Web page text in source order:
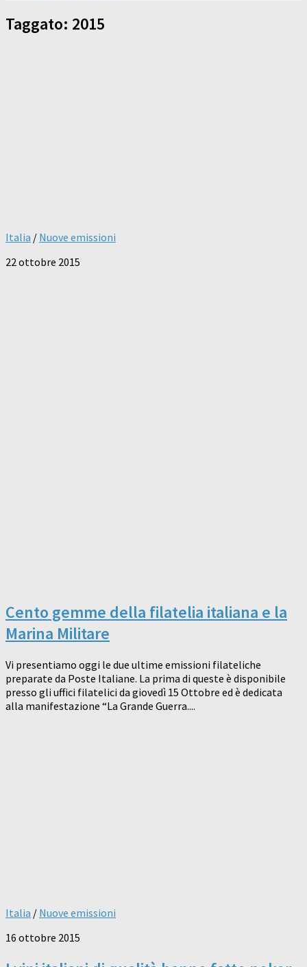
Taggato: 2015
Italia / Nuove emissioni
22 ottobre 2015
Cento gemme della filatelia italiana e la
Marina Militare
Vi presentiamo oggi le due ultime emissioni filateliche
preparate da Poste Italiane. La prima di queste è disponibile
presso gli uffici filatelici da giovedì 15 Ottobre ed è dedicata
alla manifestazione “La Grande Guerra....
Italia / Nuove emissioni
16 ottobre 2015